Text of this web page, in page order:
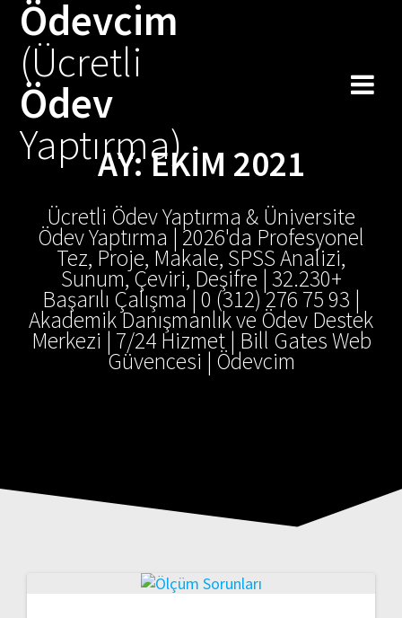
Ödevcim
(Ücretli
Ödev
Yaptırma)
AY:EKIM 2021
Ücretli Ödev Yaptırma & Üniversite
Ödev Yaptırma | 2026'da Profesyonel
Tez, Proje, Makale, SPSS Analizi,
Sunum, Çeviri, Deşifre | 32.230+
Başarılı Çalışma | 0 (312) 276 75 93 |
Akademik Danışmanlık ve Ödev Destek
Merkezi | 7/24 Hizmet | Bill Gates Web
Güvencesi | Ödevcim